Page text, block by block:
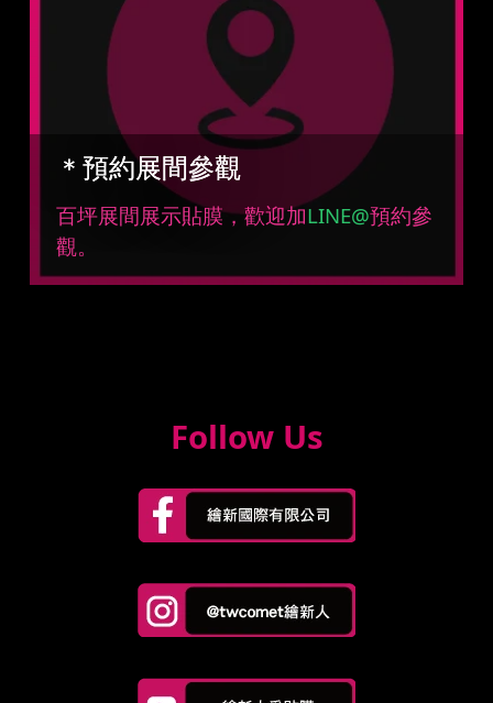
＊預約展間參觀
百坪展間展示貼膜，歡迎加LINE@預約參
觀。
Follow Us